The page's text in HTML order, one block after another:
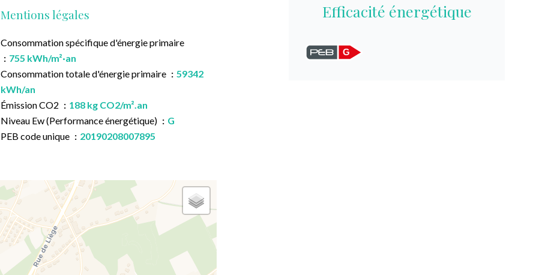
Mentions légales
Consommation spécifique d'énergie primaire
755 kWh/m²·an
Consommation totale d'énergie primaire
59342
kWh/an
Émission CO2
188 kg CO2/m².an
Niveau Ew (Performance énergétique)
G
PEB code unique
20190208007895
Efficacité énergétique
G